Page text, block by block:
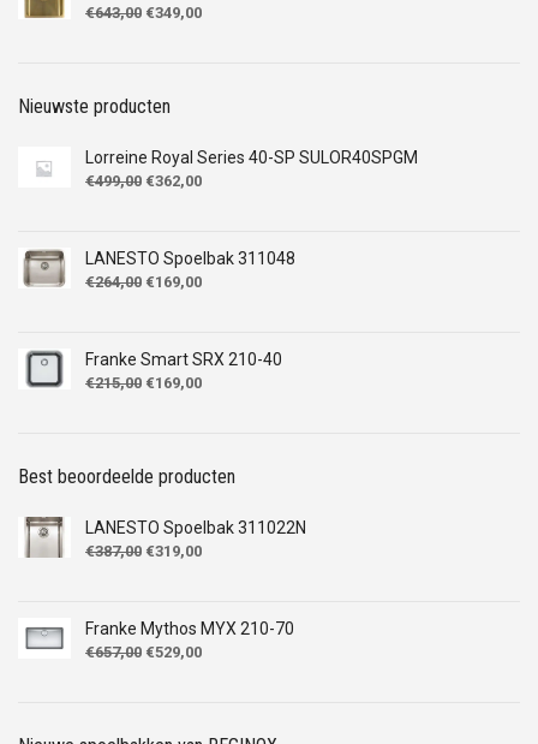
€643,00 Oorspronkelijke
€349,00Huidige
Nieuwste producten
Lorreine Royal Series 40-SP SULOR40SPGM
€499,00 Oorspronkelijke
€499,00.
€362,00Huidige
€362,00.
LANESTO Spoelbak 311048
€264,00 Oorspronkelijke
€264,00.
€169,00Huidige
€169,00.
Franke Smart SRX 210-40
€215,00 Oorspronkelijke
€169,00Huidige
Best beoordeelde producten
LANESTO Spoelbak 311022N
€387,00 Oorspronkelijke
€387,00.
€319,00Huidige
€319,00.
Franke Mythos MYX 210-70
€657,00 Oorspronkelijke
€529,00Huidige